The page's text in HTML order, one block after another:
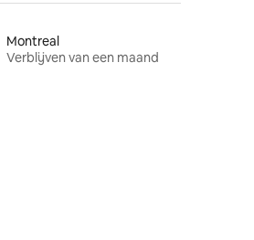
Montreal
Verblijven van een maand